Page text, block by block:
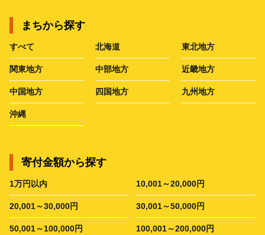
まちから探す
すべて 北海道 東北地方
関東地方 中部地方 近畿地方
中国地方 四国地方 九州地方
沖縄
寄付金額から探す
1万円以内 10,001～20,000円
20,001～30,000円 30,001～50,000円
50,001～100,000円 100,001～200,000円